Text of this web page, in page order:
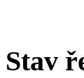
Stav